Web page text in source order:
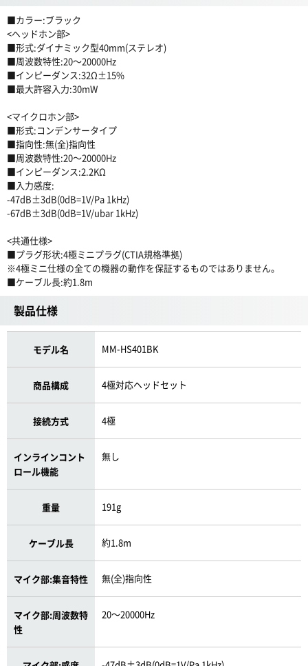
■カラー:ブラック
<ヘッドホン部>
■形式:ダイナミック型40mm(ステレオ)
■周波数特性:20〜20000Hz
■インピーダンス:32Ω±15%
■最大許容入力:30mW
<マイクロホン部>
■形式:コンデンサータイプ
■指向性:無(全)指向性
■周波数特性:20〜20000Hz
■インピーダンス:2.2KΩ
■入力感度:
-47dB±3dB(0dB=1V/Pa 1kHz)
-67dB±3dB(0dB=1V/ubar 1kHz)
<共通仕様>
■プラグ形状:4極ミニプラグ(CTIA規格準拠)
※4極ミニ仕様の全ての機器の動作を保証するものではありません。
■ケーブル長:約1.8m
製品仕様
モデル名 MM-HS401BK
商品構成 4極対応ヘッドセット
接続方式 4極
インラインコント
ロール機能
無し
重量 191g
ケーブル長 約1.8m
マイク部:集音特性 無(全)指向性
マイク部:周波数特
性
20〜20000Hz